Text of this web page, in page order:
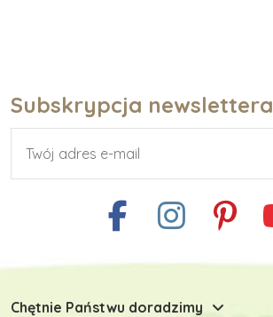
Subskrypcja newslettera
Chętnie Państwu doradzimy